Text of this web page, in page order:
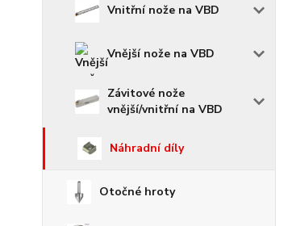
Vnitřní nože na VBD
Vnější nože na VBD
Závitové nože
vnější/vnitřní na VBD
Náhradní díly
Otočné hroty